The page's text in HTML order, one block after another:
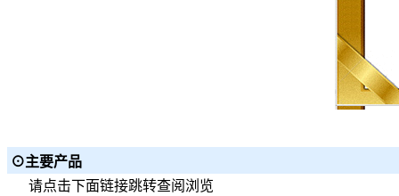
⊙主要产品
请点击下面链接跳转查阅浏览